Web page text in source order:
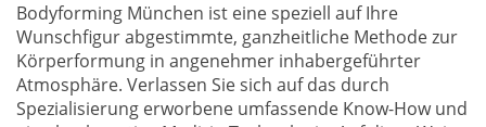
Bodyforming München ist eine speziell auf Ihre
Wunschfigur abgestimmte, ganzheitliche Methode zur
Körperformung in angenehmer inhabergeführter
Atmosphäre. Verlassen Sie sich auf das durch
Spezialisierung erworbene umfassende Know-How und